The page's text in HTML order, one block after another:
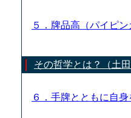
５．牌品高（パイピ
その哲学とは？（土田
６．手牌とともに自